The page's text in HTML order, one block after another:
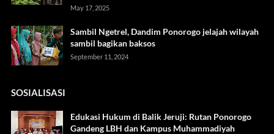
May 17, 2025
Sambil Ngetrel, Dandim Ponorogo jelajah wilayah
sambil bagikan baksos
September 11, 2024
SOSIALISASI
Edukasi Hukum di Balik Jeruji: Rutan Ponorogo
Gandeng LBH dan Kampus Muhammadiyah